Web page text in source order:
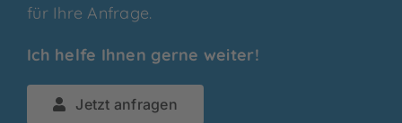
für Ihre Anfrage.
Ich helfe Ihnen gerne weiter!
Jetzt anfragen